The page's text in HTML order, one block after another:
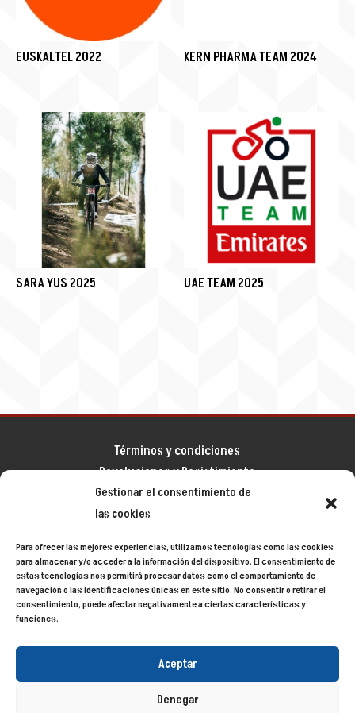
Gestionar el consentimiento de
las cookies
Para ofrecer las mejores experiencias, utilizamos tecnologías como las cookies
para almacenar y/o acceder a la información del dispositivo. El consentimiento de
estas tecnologías nos permitirá procesar datos como el comportamiento de
navegación o las identificaciones únicas en este sitio. No consentir o retirar el
consentimiento, puede afectar negativamente a ciertas características y
funciones.
Aceptar
Denegar
EUSKALTEL 2022 KERN PHARMA TEAM 2024
SARA YUS 2025 UAE TEAM 2025
Términos y condiciones
Devoluciones y Desistimiento
Aviso legal
Política de privacidad
Mapa del sitio
Siecycling